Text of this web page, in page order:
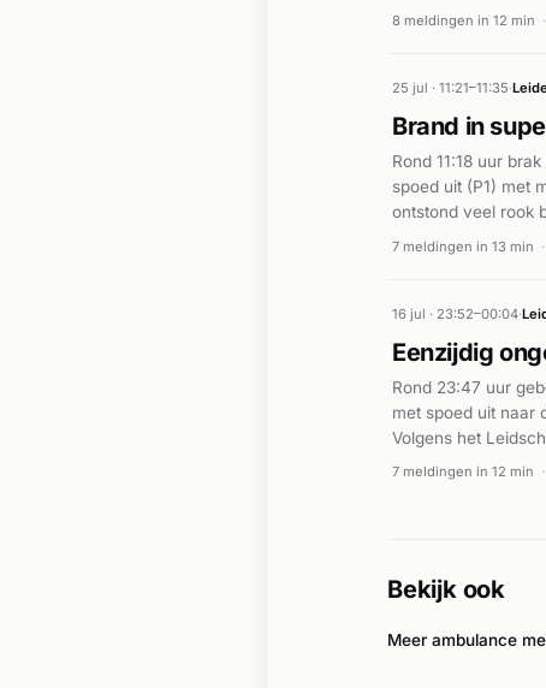
van de meldingen
8 meldingen in 12 min ·
25 jul · 11:21–11:35·
Brand in
Rond 11:18 uur
spoed uit (P1) met
ontstond veel rook
AD.nl
7 meldingen in 13 min ·
16 jul · 23:52–00:04·
Eenzijdig
Rond 23:47 uur
met spoed uit naar
Volgens het
7 meldingen in 12 min ·
Bekijk ook
Meer ambulance